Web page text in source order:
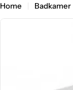
Home Badkamer
Ga